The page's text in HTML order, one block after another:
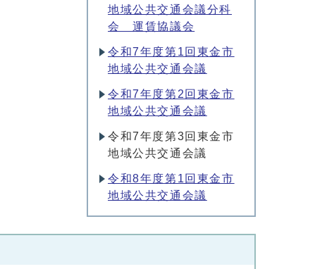
地域公共交通会議分科
会 運賃協議会
令和7年度第1回東金市
地域公共交通会議
令和7年度第2回東金市
地域公共交通会議
令和7年度第3回東金市
地域公共交通会議
令和8年度第1回東金市
地域公共交通会議